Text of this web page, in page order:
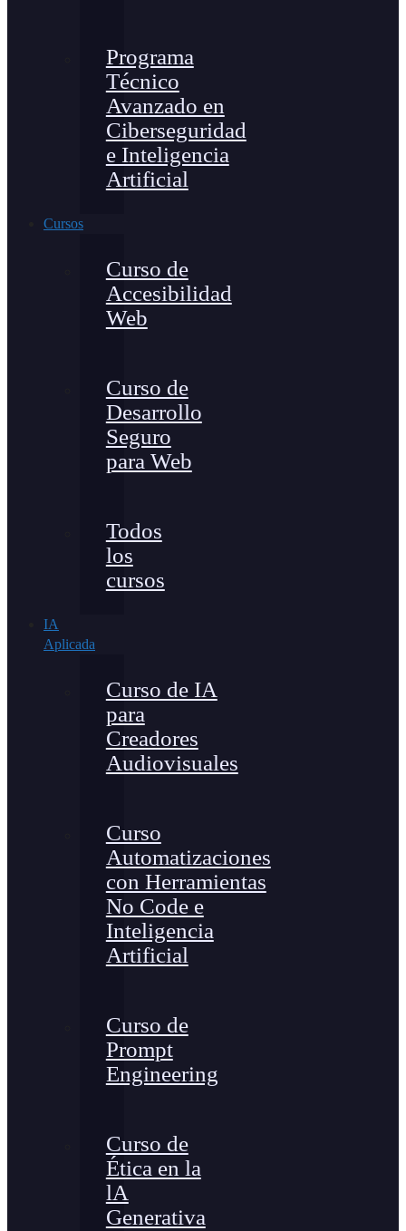
Programa
Técnico
Avanzado en
Ciberseguridad
e Inteligencia
Artificial
Cursos
Curso de
Accesibilidad
Web
Curso de
Desarrollo
Seguro
para Web
Todos
los
cursos
IA
Aplicada
Curso de IA
para
Creadores
Audiovisuales
Curso
Automatizaciones
con Herramientas
No Code e
Inteligencia
Artificial
Curso de
Prompt
Engineering
Curso de
Ética en la
lA
Generativa